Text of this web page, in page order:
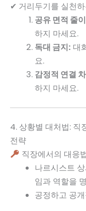
✔ 거리두기를 실천
공유 면적 줄
하지 마세요.
독대 금지: 대
요.
감정적 연결
하지 마세요.
4. 상황별 대처법: 직
전략
직장에서의 대응
나르시스트
임과 역할을
공정하고 공